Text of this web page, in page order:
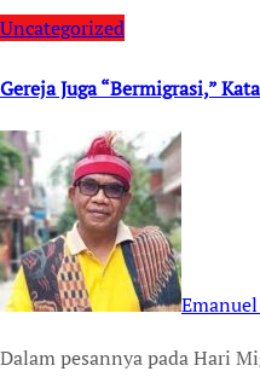
Uncategorized
Gereja Juga “Bermigrasi,”
Dalam pesannya pada Hari Migran Sedunia, Paus menghubungkan pengalaman sinode dengan migrasi dan